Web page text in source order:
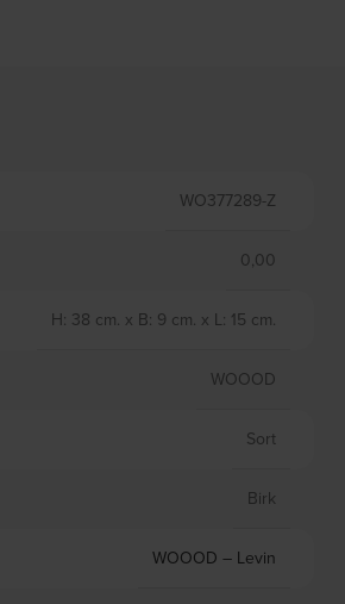
WO377289-Z
0,00
H: 38 cm. x B: 9 cm. x L: 15 cm.
WOOOD
Sort
Birk
WOOOD – Levin